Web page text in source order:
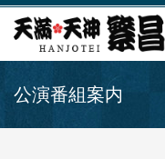
公演番組案内